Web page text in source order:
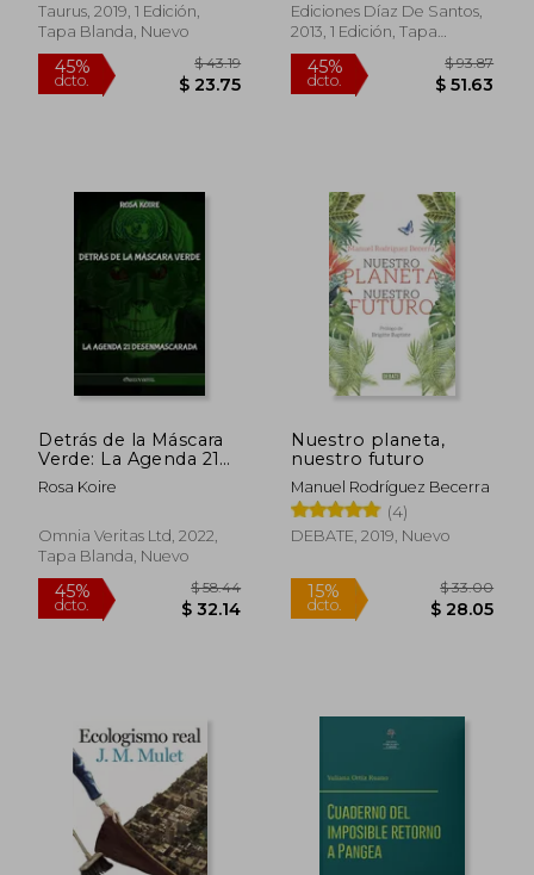
45%
dcto.
$ 48.16
$ 26.49
45%
dcto. $
Taurus, 2019, 1 Edición,
Tapa Blanda, Nuevo
45%
dcto. $ 23.75
Ediciones Díaz De Santos,
2013, 1 Edición, Tapa
Blanda, Nuevo
Detrás de la Máscara
Verde: La Agenda 21
Desenmascarada
Rosa Koire
Omnia Veritas Ltd, 2022,
Tapa Blanda, Nuevo
Nuestro planeta,
nuestro futuro
Manuel Rodríguez Becerra
(4)
DEBATE, 2019, Nuevo